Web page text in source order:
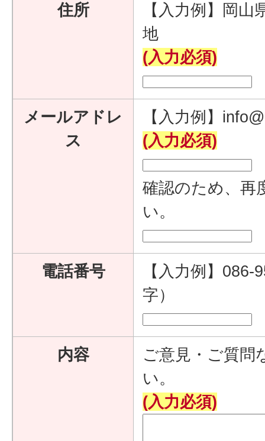
住所
【入力例】岡
地
(入力必須)
メールアドレ
ス
【入力例】
(入力必須)
確認のため、再
い。
電話番号
【入力例】
字）
内容
ご意見・ご質問
い。
(入力必須)